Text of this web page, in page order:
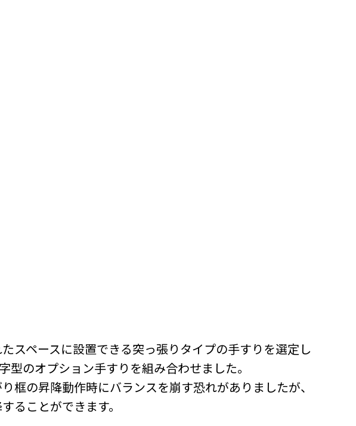
スペースに設置できる突っ張りタイプの手すりを選定し
のオプション手すりを組み合わせました。
框の昇降動作時にバランスを崩す恐れがありましたが、
ることができます。